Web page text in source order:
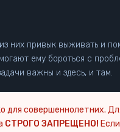
них привык выживать и
ему бороться с
важны и здесь, и там.
для совершеннолетних.
СТРОГО ЗАПРЕЩЕНО!